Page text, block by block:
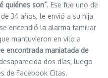
quiénes son”. Ese fue uno de
de 34 años, le envió a su hija
encendió la alarma familiar
mantuvieron en vilo a
encontrada maniatada de
dos días, luego
de Facebook Citas.